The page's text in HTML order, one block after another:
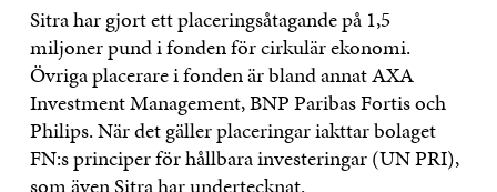
Sitra har gjort ett placeringsåtagande på 1,5
miljoner pund i fonden för cirkulär ekonomi.
Övriga placerare i fonden är bland annat AXA
Investment Management, BNP Paribas Fortis och
Philips. När det gäller placeringar iakttar bolaget
FN:s principer för hållbara investeringar (UN PRI),
som även Sitra har undertecknat.